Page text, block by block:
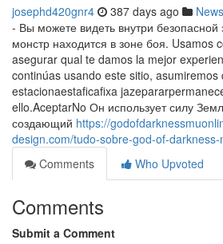
josephd420gnr4 387 days ago News
- Вы можете видеть внутри безопасной
монстр находится в зоне боя. Usamos
asegurar qual te damos la mejor
continúas usando este sitio, asumiremos
estacionaestaficafixa
ello.AceptarNo Он использует силу
создающий https://
design.com/tudo-sobre-god-of-
Comments
Who Upvoted
Comments
Submit a Comment